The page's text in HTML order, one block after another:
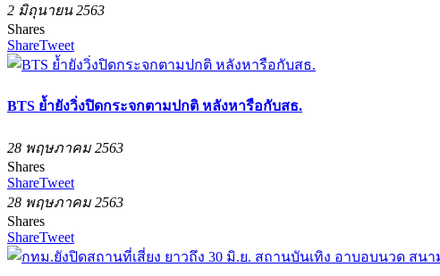
2 มิถุนายน 2563
Shares
ShareTweet
BTS ย้ำยังวิ่งปิดกระจกตามปกติ หลังหารือกับสธ.
28 พฤษภาคม 2563
Shares
ShareTweet
28 พฤษภาคม 2563
Shares
ShareTweet